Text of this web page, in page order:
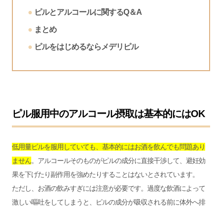
ピルとアルコールに関するQ＆A
まとめ
ピルをはじめるならメデリピル
ピル服用中のアルコール摂取は基本的にはOK
低用量ピルを服用していても、基本的にはお酒を飲んでも問題あり
ません。アルコールそのものがピルの成分に直接干渉して、避妊効
果を下げたり副作用を強めたりすることはないとされています。
ただし、お酒の飲みすぎには注意が必要です。過度な飲酒によって
激しい嘔吐をしてしまうと、ピルの成分が吸収される前に体外へ排